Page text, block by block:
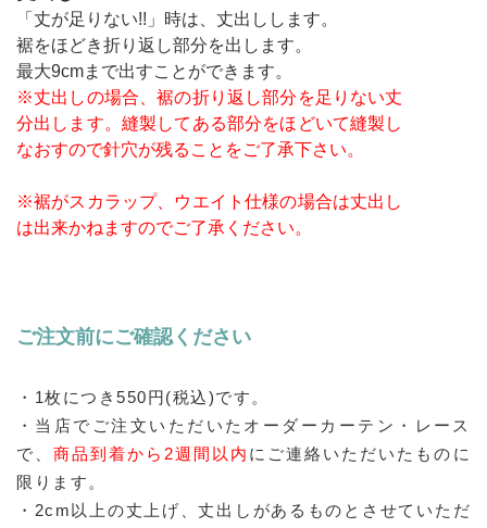
「丈が足りない!!」時は、丈出しします。
裾をほどき折り返し部分を出します。
最大9cmまで出すことができます。
※丈出しの場合、裾の折り返し部分を足りない丈
分出します。縫製してある部分をほどいて縫製し
なおすので針穴が残ることをご了承下さい。
※裾がスカラップ、ウエイト仕様の場合は丈出し
は出来かねますのでご了承ください。
ご注文前にご確認ください
・1枚につき550円(税込)です。
・当店でご注文いただいたオーダーカーテン・レース
で、商品到着から2週間以内 にご連絡いただいたものに
限ります。
・2cm以上の丈上げ、丈出しがあるものとさせていただ